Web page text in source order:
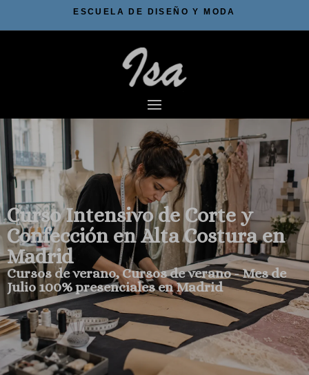
ESCUELA DE DISEÑO Y MODA
Curso Intensivo de Corte y
Confección en Alta Costura en
Madrid
Cursos de verano,Cursos de verano - Mes de
Julio 100% presenciales en Madrid